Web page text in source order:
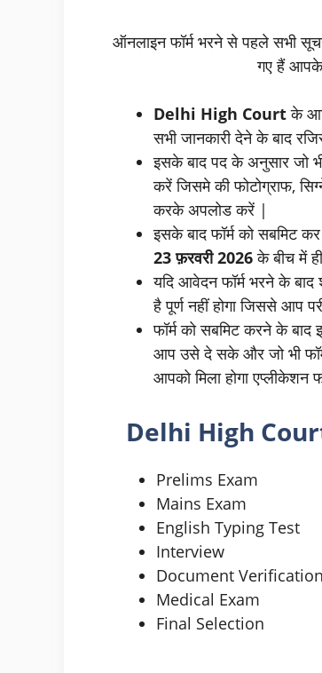
ऑनलाइन फॉर्म भरने से पहले सभी
गए हैं आपके
Delhi High Court के
सभी जानकारी देने के बाद
इसके बाद पद के अनुसार जो
करें जिसमे की फोटोग्राफ,
करके अपलोड करें |
इसके बाद फॉर्म को सबमिट
23फ़रवरी 2026के बीच में
यदि आवेदन फॉर्म भरने के बाद
है पूर्ण नहीं होगा जिससे आप
फॉर्म को सबमिट करने के
आप उसे दे सके और जो भी
आपको मिला होगा एप्लीकेशन
Delhi High
Prelims Exam
Mains Exam
English Typing Test
Interview
Document Verification
Medical Exam
Final Selection